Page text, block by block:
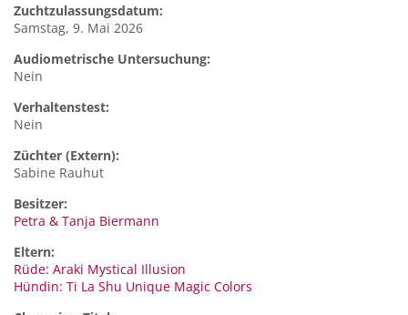
Zuchtzulassungsdatum:
Samstag, 9. Mai 2026
Audiometrische Untersuchung:
Nein
Verhaltenstest:
Nein
Züchter (Extern):
Sabine Rauhut
Besitzer:
Petra & Tanja Biermann
Eltern:
Rüde: Araki Mystical Illusion
Hündin: Ti La Shu Unique Magic Colors